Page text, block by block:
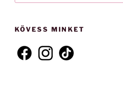
KÖVESS MINKET